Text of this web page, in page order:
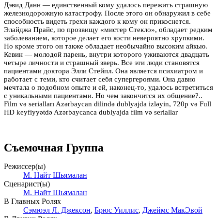
Дэвид Данн — единственный кому удалось пережить страшную
железнодорожную катастрофу. После этого он обнаружил в себе
способность видеть грехи каждого к кому он прикоснется.
Элайджа Прайс, по прозвищу «мистер Стекло», обладает редким
заболеванием, которое делает его кости невероятно хрупкими.
Но кроме этого он также обладает необычайно высоким айкью.
Кевин — молодой парень, внутри которого уживаются двадцать
четыре личности и страшный зверь. Все эти люди становятся
пациентами доктора Элли Стейпл. Она является психиатром и
работает с теми, кто считает себя супергероями. Она давно
мечтала о подобном опыте и ей, наконец-то, удалось встретиться
с уникальными пациентами. Но чем закончится их общение?..
Film və serialları Azərbaycan dilində dublyajda izləyin, 720p və Full
HD keyfiyyətdə Azərbaycanca dublyajda film və seriallar
Съемочная Группа
Режиссер(ы)
М. Найт Шьямалан
Сценарист(ы)
М. Найт Шьямалан
В Главных Ролях
Сэмюэл Л. Джексон, Брюс Уиллис, Джеймс МакЭвой